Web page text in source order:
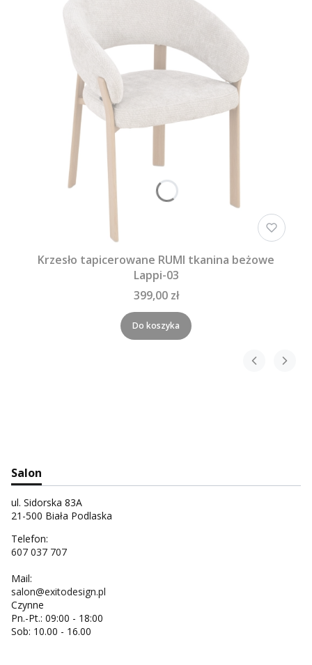
Krzesło tapicerowane RUMI tkanina beżowe
Lappi-03
399,00 zł
Do koszyka
Salon
ul. Sidorska 83A
21-500 Biała Podlaska
Telefon:
607 037 707
Mail:
salon@exitodesign.pl
Czynne
Pn.-Pt.: 09:00 - 18:00
Sob: 10.00 - 16.00